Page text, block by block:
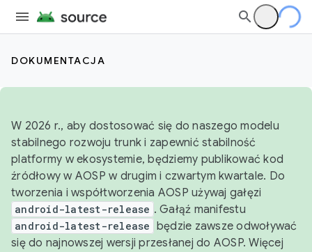
DOKUMENTACJA
W 2026 r., aby dostosować się do naszego modelu
stabilnego rozwoju trunk i zapewnić stabilność
platformy w ekosystemie, będziemy publikować kod
źródłowy w AOSP w drugim i czwartym kwartale. Do
tworzenia i współtworzenia AOSP używaj gałęzi
android-latest-release . Gałąź manifestu
android-latest-release będzie zawsze odwoływać
się do najnowszej wersji przesłanej do AOSP. Więcej